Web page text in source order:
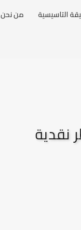
التاسيسية من نحن
نقدية